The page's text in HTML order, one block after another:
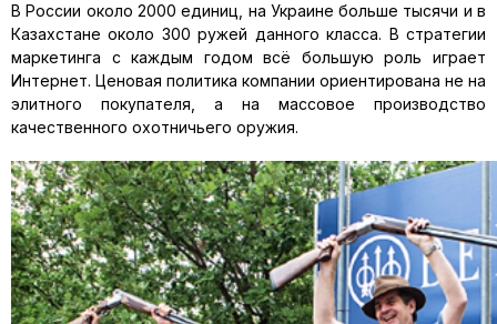
В России около 2000 единиц, на Украине больше тысячи и в
Казахстане около 300 ружей данного класса. В стратегии
маркетинга с каждым годом всё большую роль играет
Интернет. Ценовая политика компании ориентирована не на
элитного покупателя, а на массовое производство
качественного охотничьего оружия.